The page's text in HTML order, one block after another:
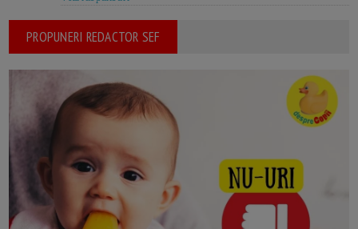
PROPUNERI REDACTOR SEF